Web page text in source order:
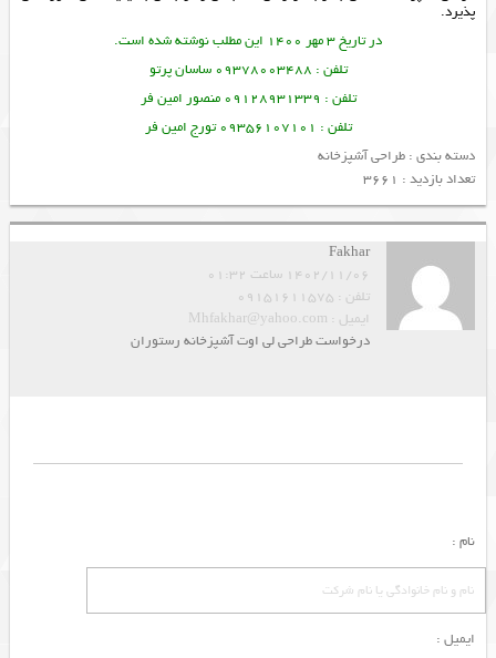
پذیرد.
در تاریخ 3 مهر 1400 این مطلب نوشته شده است.
تلفن : 09378003488 ساسان پرتو
تلفن : 09128931339 منصور امین فر
تلفن : 09356107101 تورج امین فر
دسته بندی : طراحی آشپزخانه
تعداد بازدید : 3661
Fakhar
1402/11/06 ساعت 01:32
تلفن : 09151611575
ایمیل : Mhfakhar@yahoo.com
درخواست طراحی لی اوت آشپزخانه رستوران
نام :
ایمیل :